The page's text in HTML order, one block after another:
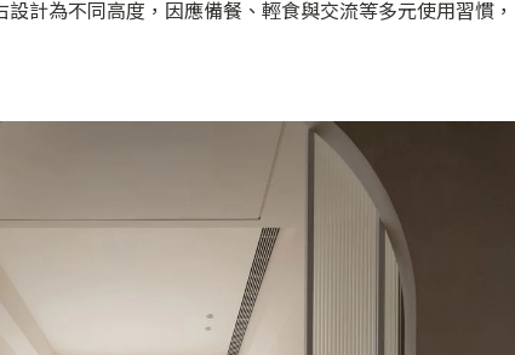
計為不同高度，因應備餐、輕食與交流等多元使用習慣，